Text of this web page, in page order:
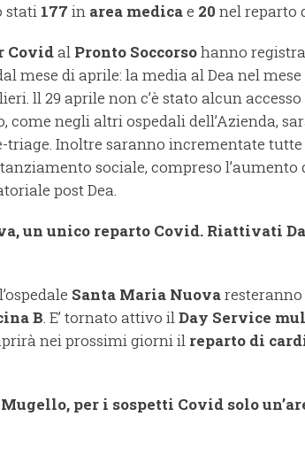
stati 177 in area medicae 20 nel reparto
Covidal Pronto Soccorsohanno
mese di aprile: la media al Dea nel
ll 29 aprile non c’è stato alcun
come negli altri ospedali dell’Azienda,
triage. Inoltre saranno incrementate
sociale, compreso l’aumento
post Dea.
un unico reparto Covid. Riattivati
Santa Maria Nuova
B. E’ tornato attivo ilDay Service
nei prossimi giorni il reparto di
per i sospetti Covid solo